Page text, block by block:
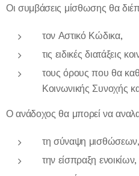
Οι συμβάσεις μίσθωσης θα
τον Αστικό Κώδικα,
τις ειδικές διατάξεις
τους όρους που θα
Κοινωνικής Συνοχής
Ο ανάδοχος θα μπορεί να
τη σύναψη μισθώσεων,
την είσπραξη ενοικίων,